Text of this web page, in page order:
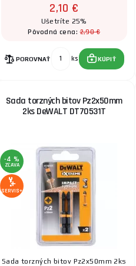
2,10 €
Ušetríte 25%
Pôvodná cena:2,90 €
POROVNAŤ ks KÚPIŤ
Sada torzných bitov Pz2x50mm
2ks DeWALT DT70531T
-4 %
ZĽAVA
SERVIS+
Sada torzných bitov Pz2x50mm 2ks